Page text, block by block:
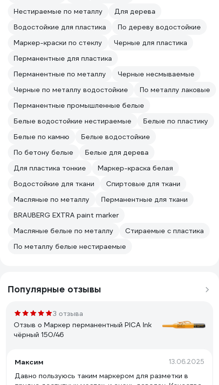
Нестираемые по металлу
Для дерева
Водостойкие для пластика
По дереву водостойкие
Маркер-краски по стеклу
Черные для пластика
Перманентные для пластика
Перманентные по металлу
Черные несмываемые
Черные по металлу водостойкие
По металлу лаковые
Перманентные промышленные белые
Белые водостойкие нестираемые
Белые по пластику
Белые по камню
Белые водостойкие
По бетону белые
Белые для дерева
Для пластика тонкие
Маркер-краска белая
Водостойкие для ткани
Спиртовые для ткани
Масляные по металлу
Перманентные для ткани
BRAUBERG EXTRA paint marker
Масляные белые по металлу
Стираемые с пластика
По металлу белые нестираемые
Популярные отзывы
3 отзыва
Отзыв о Маркер перманентный PICA Ink
чёрный 150/46
Максим 13.06.2025
Давно пользуюсь таким маркером для разметки в